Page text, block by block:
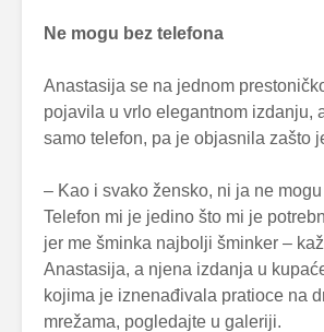
Ne mogu bez telefona
Anastasija se na jednom
pojavila u vrlo elegantnom izdanju,
samo telefon, pa je objasnila zašto
– Kao i svako žensko, ni ja ne
Telefon mi je jedino što mi je
jer me šminka najbolji šminker –
Anastasija, a njena izdanja u
kojima je iznenađivala pratioce na
mrežama, pogledajte u galeriji.